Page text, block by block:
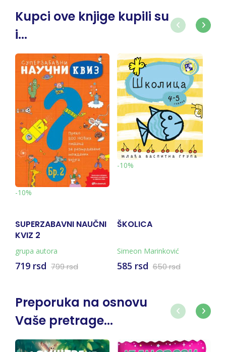
Kupci ove knjige kupili su
i...
-10%
SUPERZABAVNI NAUČNI
KVIZ 2
grupa autora
719 rsd 799 rsd
-10%
ŠKOLICA
Simeon Marinković
585 rsd 650 rsd
Preporuka na osnovu
Vaše pretrage...